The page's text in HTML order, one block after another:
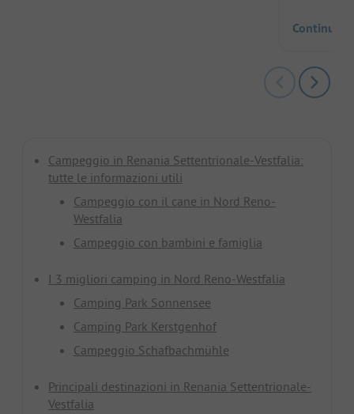
Continua
Campeggio in Renania Settentrionale-Vestfalia:
tutte le informazioni utili
Campeggio con il cane in Nord Reno-
Westfalia
Campeggio con bambini e famiglia
I 3 migliori camping in Nord Reno-Westfalia
Camping Park Sonnensee
Camping Park Kerstgenhof
Campeggio Schafbachmühle
Principali destinazioni in Renania Settentrionale-
Vestfalia